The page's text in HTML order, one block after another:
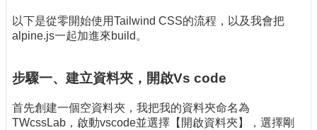
產
業
專
以下是從零開始使用Tailwind CSS的流程，以及我會把
alpine.js一起加進來build。
步驟一、建立資料夾，開啟Vs code
首先創建一個空資料夾，我把我的資料夾命名為
TWcssLab，啟動vscode並選擇【開啟資料夾】，選擇剛